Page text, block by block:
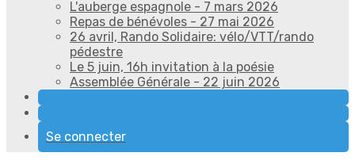
L'auberge espagnole - 7 mars 2026
Repas de bénévoles - 27 mai 2026
26 avril, Rando Solidaire: vélo/VTT/rando
pédestre
Le 5 juin, 16h invitation à la poésie
Assemblée Générale - 22 juin 2026
Se connecter